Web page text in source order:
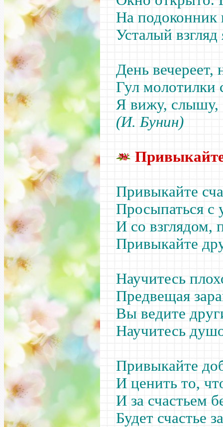
На подоконник
Усталый
День вечереет,
Гул
Я вижу, слышу,
(И. Бунин)
Привыкайте
Просыпаться
И со взглядом,
Привыкайте
Научитесь
Предвещая
Вы ведите
Научитесь
Привыкайте
И ценить то,
И за счастьем
Будет счастье